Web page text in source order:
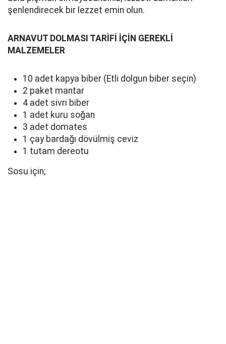
şenlendirecek bir lezzet emin olun.
ARNAVUT DOLMASI TARİFİ İÇİN GEREKLİ
MALZEMELER
10 adet kapya biber (Etli dolgun biber seçin)
2 paket mantar
4 adet sivri biber
1 adet kuru soğan
3 adet domates
1 çay bardağı dövülmiş ceviz
1 tutam dereotu
Sosu için;